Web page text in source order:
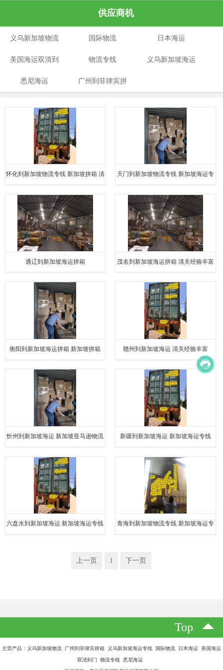
供应商机
义乌新加坡物流 国际物流 日本海运
美国海运双清到
门
物流专线 义乌新加坡海运
悉尼海运 广州到菲律宾拼
怀化到新加坡物流专线 新加坡拼箱 清 天门到新加坡物流专线 新加坡海运专
通辽到新加坡海运拼箱 茂名到新加坡海运拼箱 清关经验丰富
衡阳到新加坡海运拼箱 新加坡拼箱 赣州到新加坡海运 清关经验丰富
忻州到新加坡海运 新加坡亚马逊物流 新疆到新加坡海运 新加坡海运专线
六盘水到新加坡海运 新加坡海运专线 青海到新加坡物流专线 新加坡海运专
上一页 1 下一页
Top
主营产品：义乌新加坡物流 广州到菲律宾拼箱 义乌新加坡海运专线 国际物流 日本海运 美国海运
双清到门 物流专线 悉尼海运